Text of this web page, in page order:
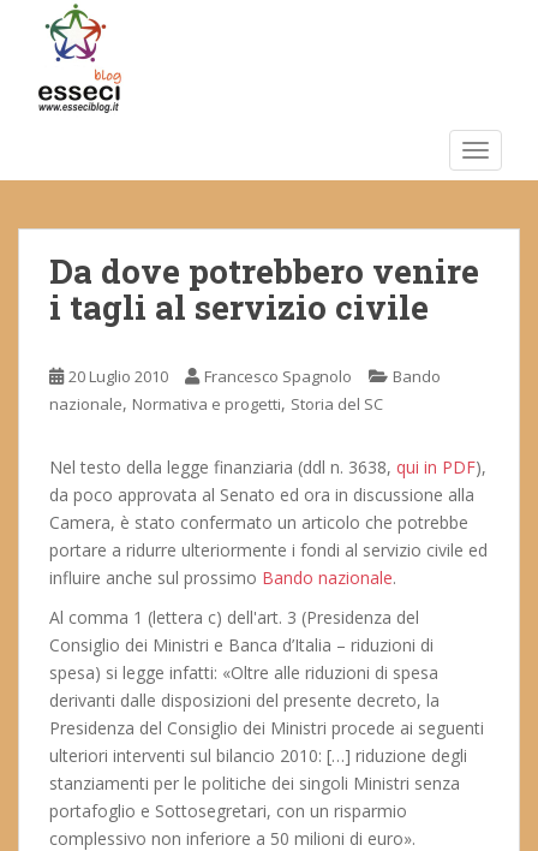
m
Da dove potrebbero venire
i tagli al servizio civile
20 Luglio 2010 Francesco Spagnolo
Bando
nazionale, Normativa e progetti, Storia del SC
Nel testo della legge finanziaria (ddl n. 3638, qui in PDF),
da poco approvata al Senato ed ora in discussione alla
Camera, è stato confermato un articolo che potrebbe
portare a ridurre ulteriormente i fondi al servizio civile ed
influire anche sul prossimo Bando nazionale.
Al comma 1 (lettera c) dell'art. 3 (Presidenza del
Consiglio dei Ministri e Banca d’Italia – riduzioni di
spesa) si legge infatti: «Oltre alle riduzioni di spesa
derivanti dalle disposizioni del presente decreto, la
Presidenza del Consiglio dei Ministri procede ai seguenti
ulteriori interventi sul bilancio 2010: […] riduzione degli
stanziamenti per le politiche dei singoli Ministri senza
portafoglio e Sottosegretari, con un risparmio
complessivo non inferiore a 50 milioni di euro».